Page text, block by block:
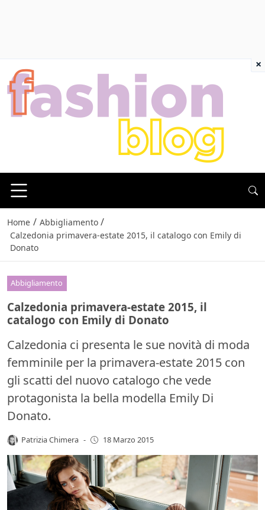
Home / Abbigliamento /
Calzedonia primavera-estate 2015, il catalogo con Emily di
Donato
Abbigliamento
Calzedonia primavera-estate 2015, il
catalogo con Emily di Donato
Calzedonia ci presenta le sue novità di moda
femminile per la primavera-estate 2015 con
gli scatti del nuovo catalogo che vede
protagonista la bella modella Emily Di
Donato.
Patrizia Chimera - 18 Marzo 2015
×